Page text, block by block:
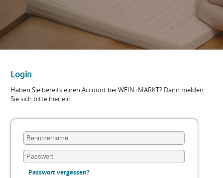
Login
Haben Sie bereits einen Account bei WEIN+MARKT? Dann melden
Sie sich bitte hier ein.
Passwort vergessen?